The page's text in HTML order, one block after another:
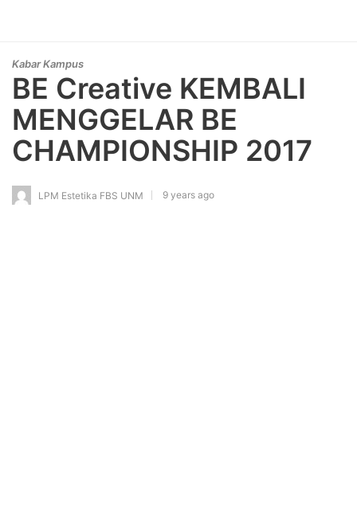
Kabar Kampus
BE Creative KEMBALI
MENGGELAR BE
CHAMPIONSHIP 2017
LPM Estetika FBS UNM 9 years ago